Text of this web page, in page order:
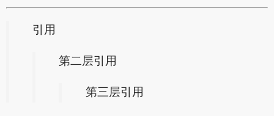
引用
第二层引用
第三层引用